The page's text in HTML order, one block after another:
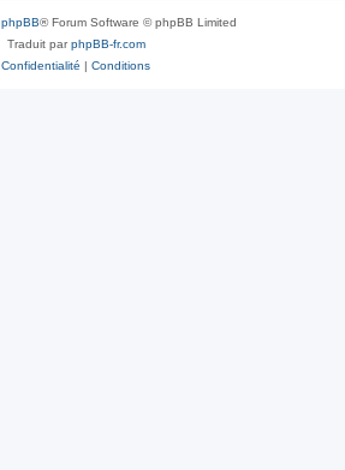
phpBB® Forum Software © phpBB Limited
Traduit parphpBB-fr.com
Confidentialité | Conditions